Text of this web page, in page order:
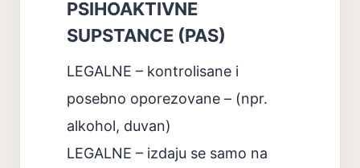
PSIHOAKTIVNE
SUPSTANCE (PAS)
LEGALNE – kontrolisane i
posebno oporezovane – (npr.
alkohol, duvan)
LEGALNE – izdaju se samo na